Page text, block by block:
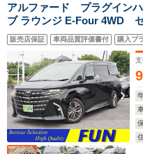
アルファード プラグイン
ブ ラウンジ E-Four 4WD
イト PKSB 全周囲 HUD
動 Pバックドア 黒ナッパ
イオーディオプラス&リヤ
OP・寒冷地仕様
販売店保証 車両品質評価書付 購入プ